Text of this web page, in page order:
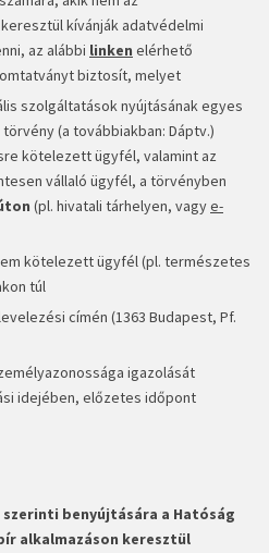
kívánják adatvédelmi
az alábbi linken elérhető
biztosít, melyet
szolgáltatások nyújtásának egyes
(a továbbiakban: Dáptv.)
kötelezett ügyfél, valamint az
vállaló ügyfél, a törvényben
(pl. hivatali tárhelyen, vagye-
kötelezett ügyfél (pl. természetes
túl
címén (1363 Budapest, Pf.
igazolását
idejében, előzetes időpont
benyújtására a Hatóság
alkalmazáson keresztül